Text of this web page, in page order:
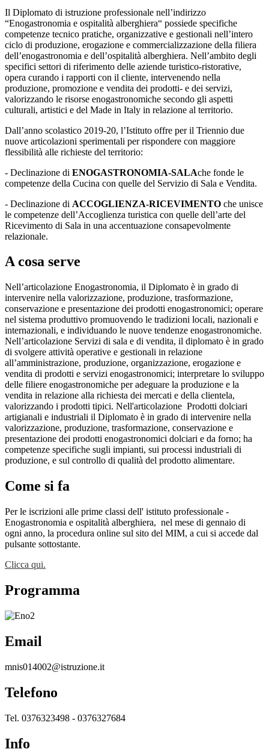
Il Diplomato di istruzione professionale nell’indirizzo
“Enogastronomia e ospitalità alberghiera“ possiede specifiche
competenze tecnico pratiche, organizzative e gestionali nell’intero
ciclo di produzione, erogazione e commercializzazione della filiera
dell’enogastronomia e dell’ospitalità alberghiera. Nell’ambito degli
specifici settori di riferimento delle aziende turistico-ristorative,
opera curando i rapporti con il cliente, intervenendo nella
produzione, promozione e vendita dei prodotti- e dei servizi,
valorizzando le risorse enogastronomiche secondo gli aspetti
culturali, artistici e del Made in Italy in relazione al territorio.
Dall’anno scolastico 2019-20, l’Istituto offre per il Triennio due
nuove articolazioni sperimentali per rispondere con maggiore
flessibilità alle richieste del territorio:
- Declinazione di ENOGASTRONOMIA-SALAche fonde le
competenze della Cucina con quelle del Servizio di Sala e Vendita.
- Declinazione di ACCOGLIENZA-RICEVIMENTO che unisce
le competenze dell’Accoglienza turistica con quelle dell’arte del
Ricevimento di Sala in una accentuazione consapevolmente
relazionale.
A cosa serve
Nell’articolazione Enogastronomia, il Diplomato è in grado di
intervenire nella valorizzazione, produzione, trasformazione,
conservazione e presentazione dei prodotti enogastronomici; operare
nel sistema produttivo promuovendo le tradizioni locali, nazionali e
internazionali, e individuando le nuove tendenze enogastronomiche.
Nell’articolazione Servizi di sala e di vendita, il diplomato è in grado
di svolgere attività operative e gestionali in relazione
all’amministrazione, produzione, organizzazione, erogazione e
vendita di prodotti e servizi enogastronomici; interpretare lo sviluppo
delle filiere enogastronomiche per adeguare la produzione e la
vendita in relazione alla richiesta dei mercati e della clientela,
valorizzando i prodotti tipici. Nell'articolazione Prodotti dolciari
artigianali e industriali il Diplomato è in grado di intervenire nella
valorizzazione, produzione, trasformazione, conservazione e
presentazione dei prodotti enogastronomici dolciari e da forno; ha
competenze specifiche sugli impianti, sui processi industriali di
produzione, e sul controllo di qualità del prodotto alimentare.
Come si fa
Per le iscrizioni alle prime classi dell' istituto professionale -
Enogastronomia e ospitalità alberghiera, nel mese di gennaio di
ogni anno, la procedura online sul sito del MIM, a cui si accede dal
pulsante sottostante.
Clicca qui.
Programma
Email
mnis014002@istruzione.it
Telefono
Tel. 0376323498 - 0376327684
Info